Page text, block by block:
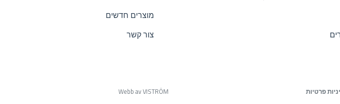
מוצרים חדשים
צור קשר
פרטיות Webb av VISTRÖM